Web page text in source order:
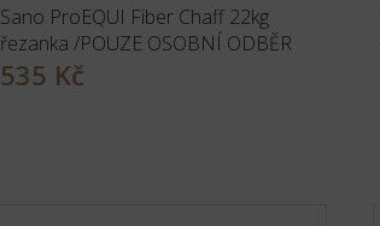
Sano ProEQUI Fiber Chaff 22kg
řezanka /POUZE OSOBNÍ ODBĚR
535 Kč